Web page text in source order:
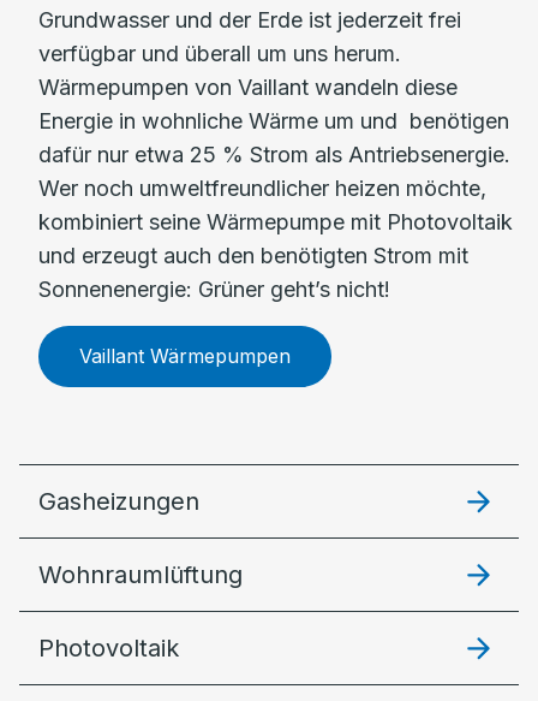
Grundwasser und der Erde ist jederzeit frei
verfügbar und überall um uns herum.
Wärmepumpen von Vaillant wandeln diese
Energie in wohnliche Wärme um und benötigen
dafür nur etwa 25 % Strom als Antriebsenergie.
Wer noch umweltfreundlicher heizen möchte,
kombiniert seine Wärmepumpe mit Photovoltaik
und erzeugt auch den benötigten Strom mit
Sonnenenergie: Grüner geht’s nicht!
Vaillant Wärmepumpen
Gasheizungen
Wohnraumlüftung
Photovoltaik